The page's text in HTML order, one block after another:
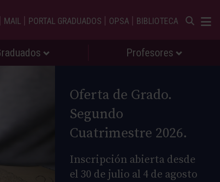
| MAIL | PORTAL GRADUADOS | OPSA | BIBLIOTECA
Profesores
Oferta de Grado.
Segundo
Cuatrimestre 2026.
Inscripción abierta desde
el 30 de julio al 4 de agosto